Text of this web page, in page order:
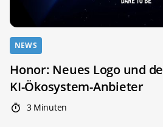
NEWS
Honor: Neues Logo und
KI-Ökosystem-Anbieter
3 Minuten